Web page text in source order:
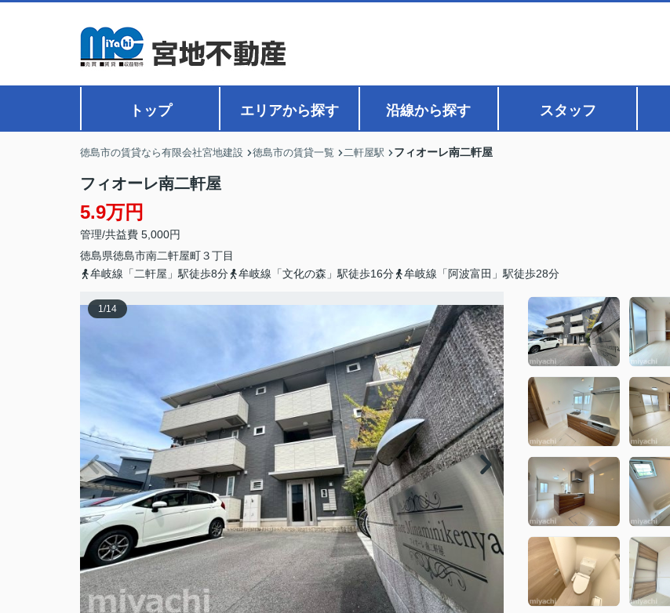
トップ エリアから探す 沿線から探す スタッフ
徳島市の賃貸なら有限会社宮地建設 徳島市の賃貸一覧 二軒屋駅 フィオーレ南二軒屋
フィオーレ南二軒屋
5.9万円
管理/共益費 5,000円
徳島県徳島市南二軒屋町３丁目
牟岐線「二軒屋」駅徒歩8分
牟岐線「文化の森」駅徒歩16分 牟岐線「阿波富田」駅徒歩28分
1/14